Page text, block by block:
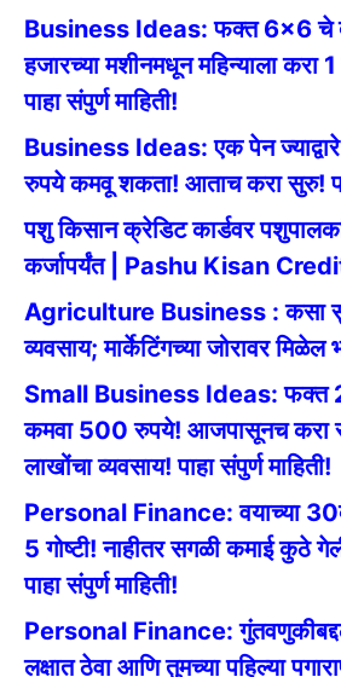
Business Ideas: फक्त 6×6 चे
हजारच्या मशीनमधून महिन्याला करा
पाहा संपुर्ण माहिती!
Business Ideas: एक पेन ज्याद्वारे
रुपये कमवू शकता! आताच करा सुरु!
पशु किसान क्रेडिट कार्डवर
कर्जापर्यंत | Pashu Kisan
Agriculture Business : कसा
व्यवसाय; मार्केटिंगच्या जोरावर
Small Business Ideas: फक्त 2
कमवा 500 रुपये! आजपासूनच करा
लाखोंचा व्यवसाय! पाहा संपुर्ण माहिती!
Personal Finance: वयाच्या
5 गोष्टी! नाहीतर सगळी कमाई कुठे
पाहा संपुर्ण माहिती!
Personal Finance:
लक्षात ठेवा आणि तुमच्या पहिल्या